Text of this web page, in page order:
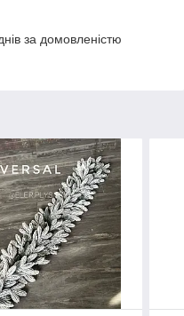
за домовленістю